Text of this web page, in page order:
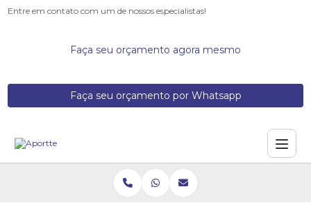
Entre em contato com um de nossos especialistas!
Faça seu orçamento agora mesmo
Faça seu orçamento por Whatsapp